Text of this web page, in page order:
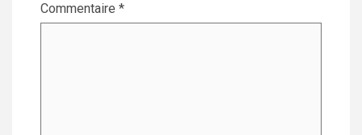
Commentaire *